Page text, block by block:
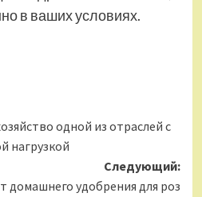
в ваших условиях.
одной из отраслей с
нагрузкой
Следующий:
домашнего удобрения для роз